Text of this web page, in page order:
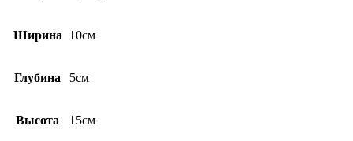
Ширина 10см
Глубина 5см
Высота 15см